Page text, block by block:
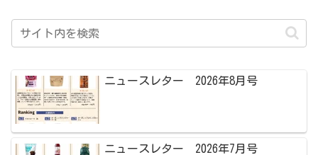
ニュースレター 2026年8月号
ニュースレター 2026年7月号